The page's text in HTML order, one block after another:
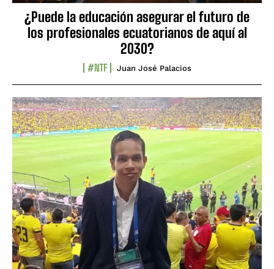
¿Puede la educación asegurar el futuro de
los profesionales ecuatorianos de aquí al
2030?
#NTF Juan José Palacios